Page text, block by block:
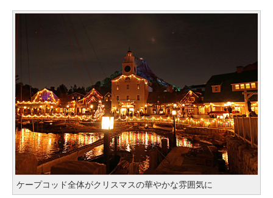
ケープコッド全体がクリスマスの華やかな雰囲気に